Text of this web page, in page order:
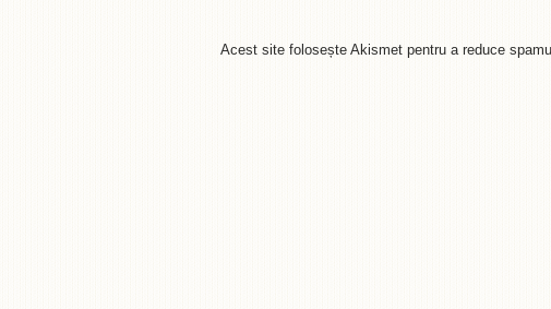
Acest site folosește Akismet pentru a reduce